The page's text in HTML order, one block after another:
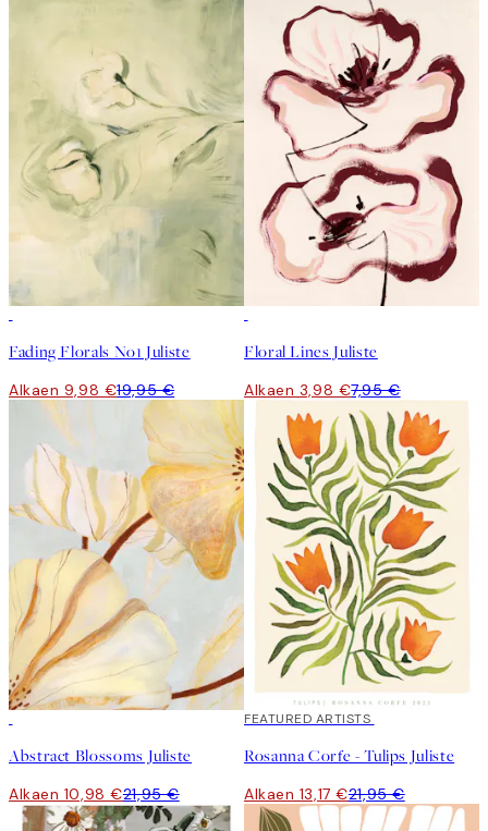
Fading Florals No1 Juliste
Alkaen 9,98 €19,95 €
Floral Lines Juliste
Alkaen 3,98 €7,95 €
Abstract Blossoms Juliste
Alkaen 10,98 €21,95 €
40%*
FEATURED ARTISTS
Rosanna Corfe - Tulips Juliste
Alkaen 13,17 €21,95 €